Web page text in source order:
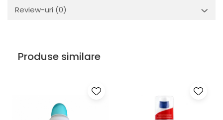
Review-uri (0)
Produse similare